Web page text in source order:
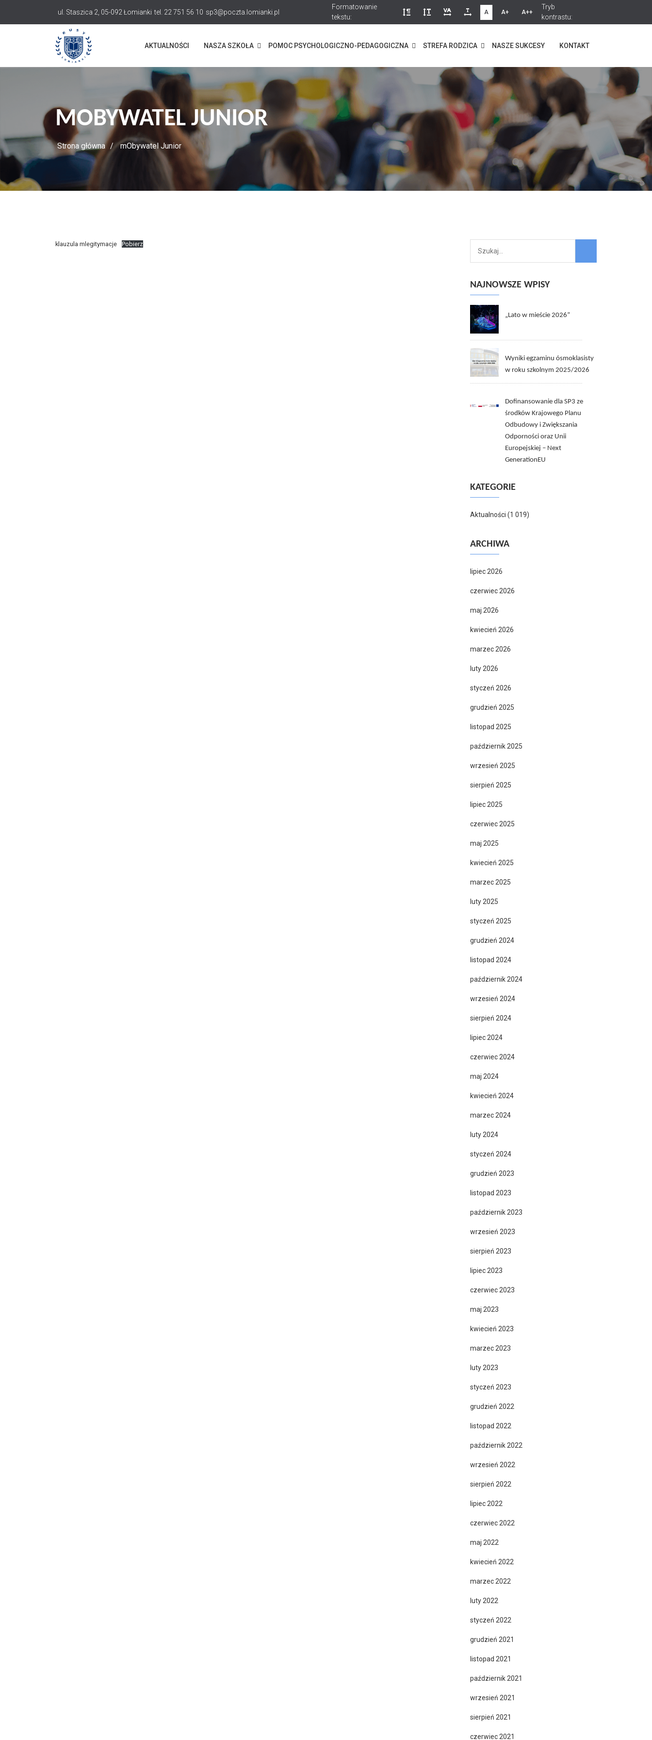
ul. Staszica 2, 05-092 Łomianki tel. 22 751 56 10 sp3@poczta.lomianki.pl
Formatowanie
tekstu:
A A+ A++
Tryb
kontrastu:
AKTUALNOŚCI NASZA SZKOŁA POMOC PSYCHOLOGICZNO-PEDAGOGICZNA STREFA RODZICA NASZE SUKCESY KONTAKT
MOBYWATEL JUNIOR
Strona główna mObywatel Junior
klauzula mlegitymacje Pobierz
NAJNOWSZE WPISY
„Lato w mieście 2026”
Wyniki egzaminu ósmoklasisty
w roku szkolnym 2025/2026
Dofinansowanie dla SP3 ze
środków Krajowego Planu
Odbudowy i Zwiększania
Odporności oraz Unii
Europejskiej – Next
GenerationEU
KATEGORIE
Aktualności (1 019)
ARCHIWA
lipiec 2026
czerwiec 2026
maj 2026
kwiecień 2026
marzec 2026
luty 2026
styczeń 2026
grudzień 2025
listopad 2025
październik 2025
wrzesień 2025
sierpień 2025
lipiec 2025
czerwiec 2025
maj 2025
kwiecień 2025
marzec 2025
luty 2025
styczeń 2025
grudzień 2024
listopad 2024
październik 2024
wrzesień 2024
sierpień 2024
lipiec 2024
czerwiec 2024
maj 2024
kwiecień 2024
marzec 2024
luty 2024
styczeń 2024
grudzień 2023
listopad 2023
październik 2023
wrzesień 2023
sierpień 2023
lipiec 2023
czerwiec 2023
maj 2023
kwiecień 2023
marzec 2023
luty 2023
styczeń 2023
grudzień 2022
listopad 2022
październik 2022
wrzesień 2022
sierpień 2022
lipiec 2022
czerwiec 2022
maj 2022
kwiecień 2022
marzec 2022
luty 2022
styczeń 2022
grudzień 2021
listopad 2021
październik 2021
wrzesień 2021
sierpień 2021
czerwiec 2021